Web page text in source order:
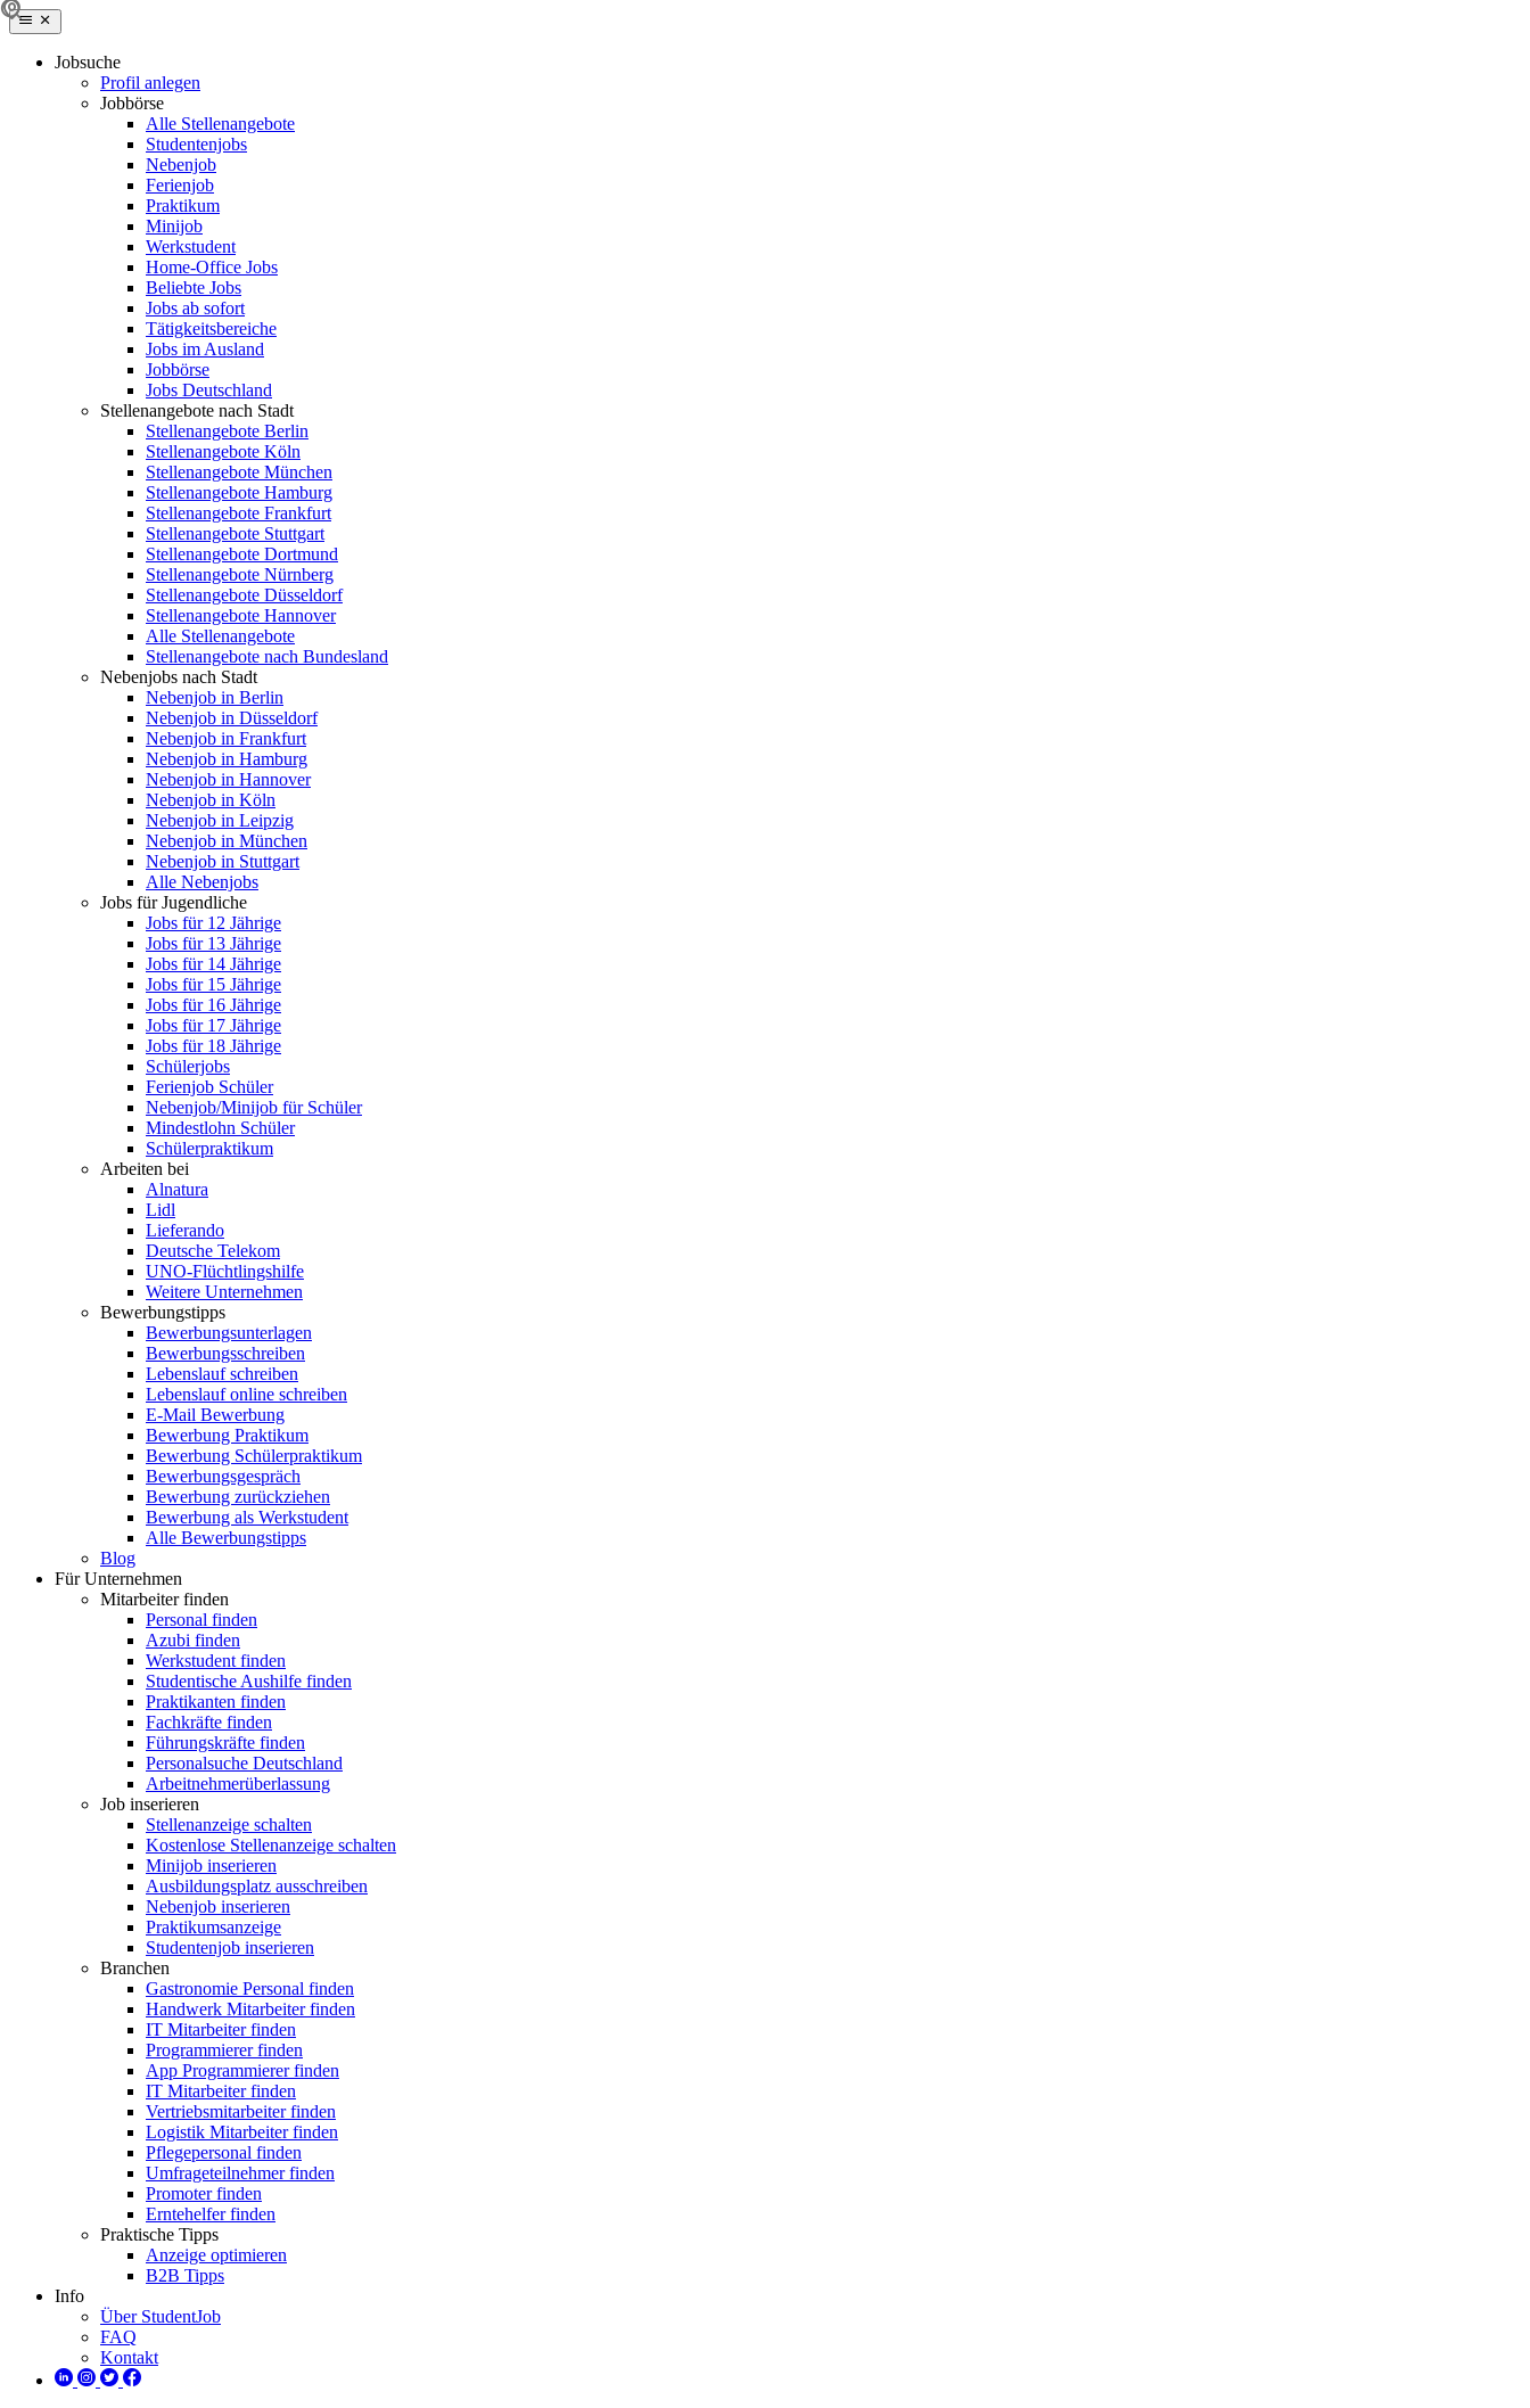
Jobsuche
Profil anlegen
Jobbörse
Alle Stellenangebote
Studentenjobs
Nebenjob
Ferienjob
Praktikum
Minijob
Werkstudent
Home-Office Jobs
Beliebte Jobs
Jobs ab sofort
Tätigkeitsbereiche
Jobs im Ausland
Jobbörse
Jobs Deutschland
Stellenangebote nach Stadt
Stellenangebote Berlin
Stellenangebote Köln
Stellenangebote München
Stellenangebote Hamburg
Stellenangebote Frankfurt
Stellenangebote Stuttgart
Stellenangebote Dortmund
Stellenangebote Nürnberg
Stellenangebote Düsseldorf
Stellenangebote Hannover
Alle Stellenangebote
Stellenangebote nach Bundesland
Nebenjobs nach Stadt
Nebenjob in Berlin
Nebenjob in Düsseldorf
Nebenjob in Frankfurt
Nebenjob in Hamburg
Nebenjob in Hannover
Nebenjob in Köln
Nebenjob in Leipzig
Nebenjob in München
Nebenjob in Stuttgart
Alle Nebenjobs
Jobs für Jugendliche
Jobs für 12 Jährige
Jobs für 13 Jährige
Jobs für 14 Jährige
Jobs für 15 Jährige
Jobs für 16 Jährige
Jobs für 17 Jährige
Jobs für 18 Jährige
Schülerjobs
Ferienjob Schüler
Nebenjob/Minijob für Schüler
Mindestlohn Schüler
Schülerpraktikum
Arbeiten bei
Alnatura
Lidl
Lieferando
Deutsche Telekom
UNO-Flüchtlingshilfe
Weitere Unternehmen
Bewerbungstipps
Bewerbungsunterlagen
Bewerbungsschreiben
Lebenslauf schreiben
Lebenslauf online schreiben
E-Mail Bewerbung
Bewerbung Praktikum
Bewerbung Schülerpraktikum
Bewerbungsgespräch
Bewerbung zurückziehen
Bewerbung als Werkstudent
Alle Bewerbungstipps
Blog
Für Unternehmen
Mitarbeiter finden
Personal finden
Azubi finden
Werkstudent finden
Studentische Aushilfe finden
Praktikanten finden
Fachkräfte finden
Führungskräfte finden
Personalsuche Deutschland
Arbeitnehmerüberlassung
Job inserieren
Stellenanzeige schalten
Kostenlose Stellenanzeige schalten
Minijob inserieren
Ausbildungsplatz ausschreiben
Nebenjob inserieren
Praktikumsanzeige
Studentenjob inserieren
Branchen
Gastronomie Personal finden
Handwerk Mitarbeiter finden
IT Mitarbeiter finden
Programmierer finden
App Programmierer finden
IT Mitarbeiter finden
Vertriebsmitarbeiter finden
Logistik Mitarbeiter finden
Pflegepersonal finden
Umfrageteilnehmer finden
Promoter finden
Erntehelfer finden
Praktische Tipps
Anzeige optimieren
B2B Tipps
Info
Über StudentJob
FAQ
Kontakt